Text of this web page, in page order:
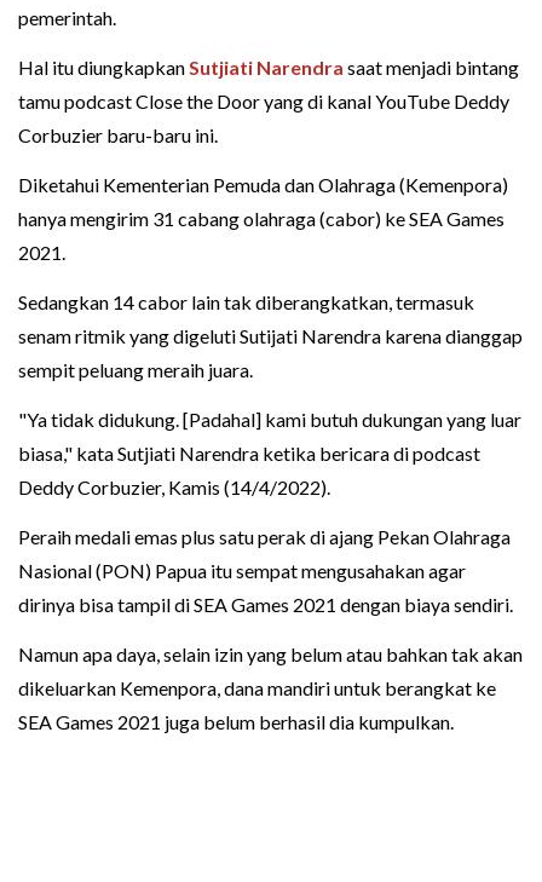
pemerintah.
Hal itu diungkapkanSutjiati Narendra saat menjadi bintang
tamu podcast Close the Door yang di kanal YouTube Deddy
Corbuzier baru-baru ini.
Diketahui Kementerian Pemuda dan Olahraga (Kemenpora)
hanya mengirim 31 cabang olahraga (cabor) ke SEA Games
2021.
Sedangkan 14 cabor lain tak diberangkatkan, termasuk
senam ritmik yang digeluti Sutijati Narendra karena dianggap
sempit peluang meraih juara.
"Ya tidak didukung. [Padahal] kami butuh dukungan yang luar
biasa," kata Sutjiati Narendra ketika bericara di podcast
Deddy Corbuzier, Kamis (14/4/2022).
Peraih medali emas plus satu perak di ajang Pekan Olahraga
Nasional (PON) Papua itu sempat mengusahakan agar
dirinya bisa tampil di SEA Games 2021 dengan biaya sendiri.
Namun apa daya, selain izin yang belum atau bahkan tak akan
dikeluarkan Kemenpora, dana mandiri untuk berangkat ke
SEA Games 2021 juga belum berhasil dia kumpulkan.